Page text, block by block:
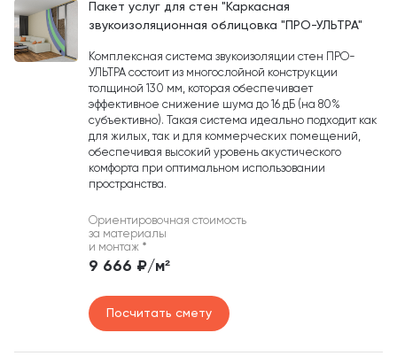
Пакет услуг для стен "Каркасная
звукоизоляционная облицовка "ПРО-УЛЬТРА"
Комплексная система звукоизоляции стен ПРО-
УЛЬТРА состоит из многослойной конструкции
толщиной 130 мм, которая обеспечивает
эффективное снижение шума до 16 дБ (на 80%
субъективно). Такая система идеально подходит как
для жилых, так и для коммерческих помещений,
обеспечивая высокий уровень акустического
комфорта при оптимальном использовании
пространства.
Ориентировочная стоимость
за материалы
и монтаж *
9 666 ₽/м²
Посчитать смету